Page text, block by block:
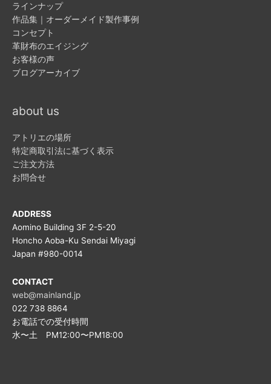
ラインナップ
作品集｜オーダーメイド製作事例
コンセプト
革財布のエイジング
お客様の声
ブログアーカイブ
about us
アトリエの場所
特定商取引法に基づく表示
ご注文方法
お問合せ
ADDRESS
Aomino Building 3F 2-5-20
Honcho Aoba-Ku Sendai Miyagi
Japan #980-0014
CONTACT
web@mainland.jp
022 738 8864
お電話での受付時間
水〜土 PM12:00〜PM18:00